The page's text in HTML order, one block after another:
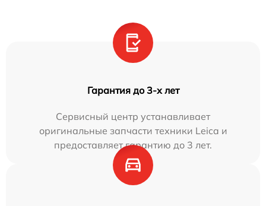
Гарантия до 3-х лет
Сервисный центр устанавливает
оригинальные запчасти техники Leica и
предоставляет гарантию до 3 лет.